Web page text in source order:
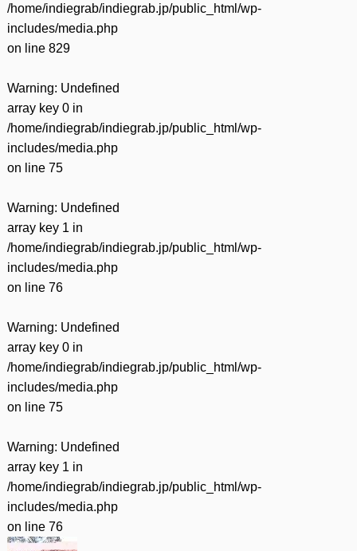
/home/indiegrab/indiegrab.jp/public_html/wp-
includes/media.php
on line 829
Warning: Undefined
array key 0 in
/home/indiegrab/indiegrab.jp/public_html/wp-
includes/media.php
on line 75
Warning: Undefined
array key 1 in
/home/indiegrab/indiegrab.jp/public_html/wp-
includes/media.php
on line 76
Warning: Undefined
array key 0 in
/home/indiegrab/indiegrab.jp/public_html/wp-
includes/media.php
on line 75
Warning: Undefined
array key 1 in
/home/indiegrab/indiegrab.jp/public_html/wp-
includes/media.php
on line 76